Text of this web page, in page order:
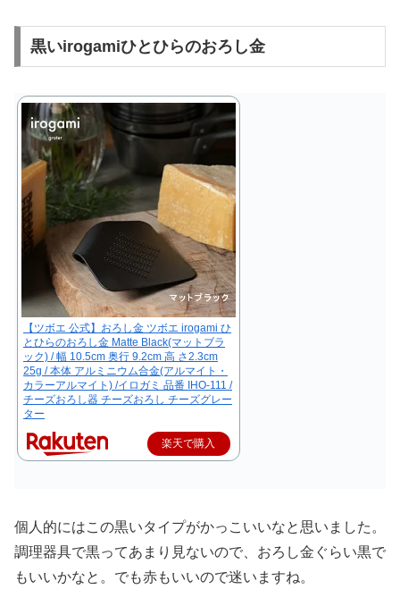
黒いirogamiひとひらのおろし金
【ツボエ 公式】おろし金 ツボエ irogami ひ
とひらのおろし金 Matte Black(マットブラ
ック) / 幅 10.5cm 奥行 9.2cm 高 さ2.3cm
25g / 本体 アルミニウム合金(アルマイト・
カラーアルマイト) /イロガミ 品番 IHO-111 /
チーズおろし器 チーズおろし チーズグレー
ター
楽天で購入
個人的にはこの黒いタイプがかっこいいなと思いました。
調理器具で黒ってあまり見ないので、おろし金ぐらい黒で
もいいかなと。でも赤もいいので迷いますね。